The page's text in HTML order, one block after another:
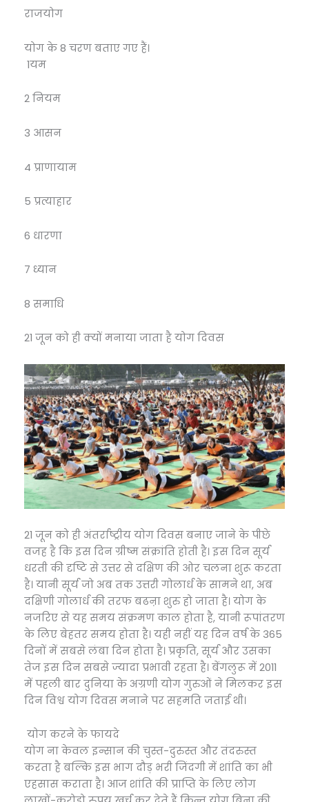
राजयोग
योग के 8 चरण बताए गए हैं।
1यम
2 नियम
3 आसन
4 प्राणायाम
5 प्रत्याहार
6 धारणा
7 ध्यान
8 समाधि
21 जून को ही क्यों मनाया जाता है योग दिवस
21 जून को ही अंतर्राष्ट्रीय योग दिवस बनाए जाने के पीछे
वजह है कि इस दिन ग्रीष्म संक्रांति होती है। इस दिन सूर्य
धरती की दृष्टि से उत्तर से दक्षिण की ओर चलना शुरू करता
है। यानी सूर्य जो अब तक उत्तरी गोलार्ध के सामने था, अब
दक्षिणी गोलार्ध की तरफ बढऩा शुरु हो जाता है। योग के
नजरिए से यह समय संक्रमण काल होता है, यानी रूपांतरण
के लिए बेहतर समय होता है। यही नहीं यह दिन वर्ष के 365
दिनों में सबसे लंबा दिन होता है। प्रकृति, सूर्य और उसका
तेज इस दिन सबसे ज्यादा प्रभावी रहता है। बेंगलुरू में 2011
में पहली बार दुनिया के अग्रणी योग गुरुओं ने मिलकर इस
दिन विश्व योग दिवस मनाने पर सहमति जताई थी।
योग करने के फायदे
योग ना केवल इन्सान की चुस्त-दुरुस्त और तंदरुस्त
करता है बल्कि इस भाग दौड़ भरी जिंदगी में शांति का भी
एहसास कराता है। आज शांति की प्राप्ति के लिए लोग